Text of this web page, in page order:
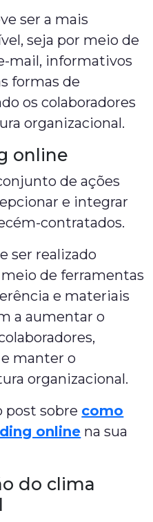
ser a mais
seja por meio de
mail, informativos
formas de
os colaboradores
organizacional.
online
de ações
e integrar
contratados.
ser realizado
de ferramentas
e materiais
a aumentar o
manter o
organizacional.
post sobre como
online na sua
do clima